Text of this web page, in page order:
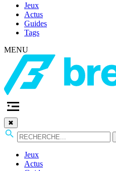
Jeux
Actus
Guides
Tags
MENU
✖
Jeux
Actus